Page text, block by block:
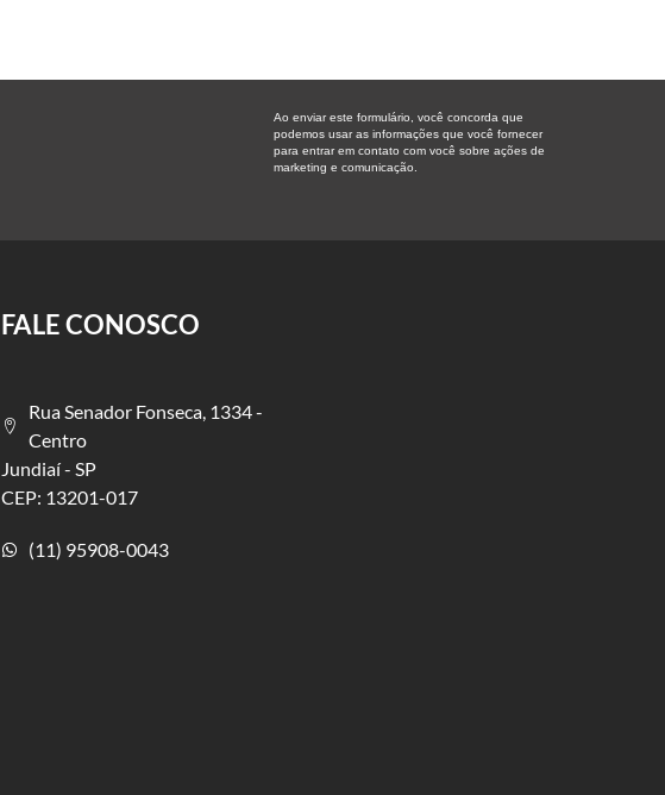
Ao enviar este formulário, você concorda que
podemos usar as informações que você fornecer
para entrar em contato com você sobre ações de
marketing e comunicação.
FALE CONOSCO
Rua Senador Fonseca, 1334 -
Centro
Jundiaí - SP
CEP: 13201-017
(11) 95908-0043